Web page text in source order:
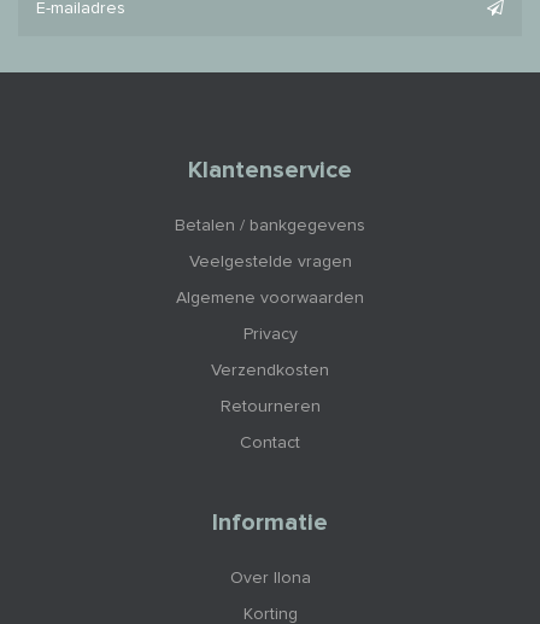
Klantenservice
Betalen / bankgegevens
Veelgestelde vragen
Algemene voorwaarden
Privacy
Verzendkosten
Retourneren
Contact
Informatie
Over Ilona
Korting